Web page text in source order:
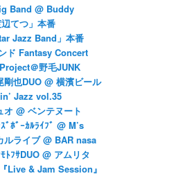
Band @ Buddy
てつ」本番
Jazz Band」本番
ド Fantasy Concert
＠野毛JUNK
也DUO @ 横濱ビール
Jazz vol.35
@ ベンテヌート
ﾞﾎﾞｰｶﾙﾗｲﾌﾞ @ M’s
ルライブ @ BAR nasa
ﾄﾌｻDUO @ アムリタ
Live & Jam Session』